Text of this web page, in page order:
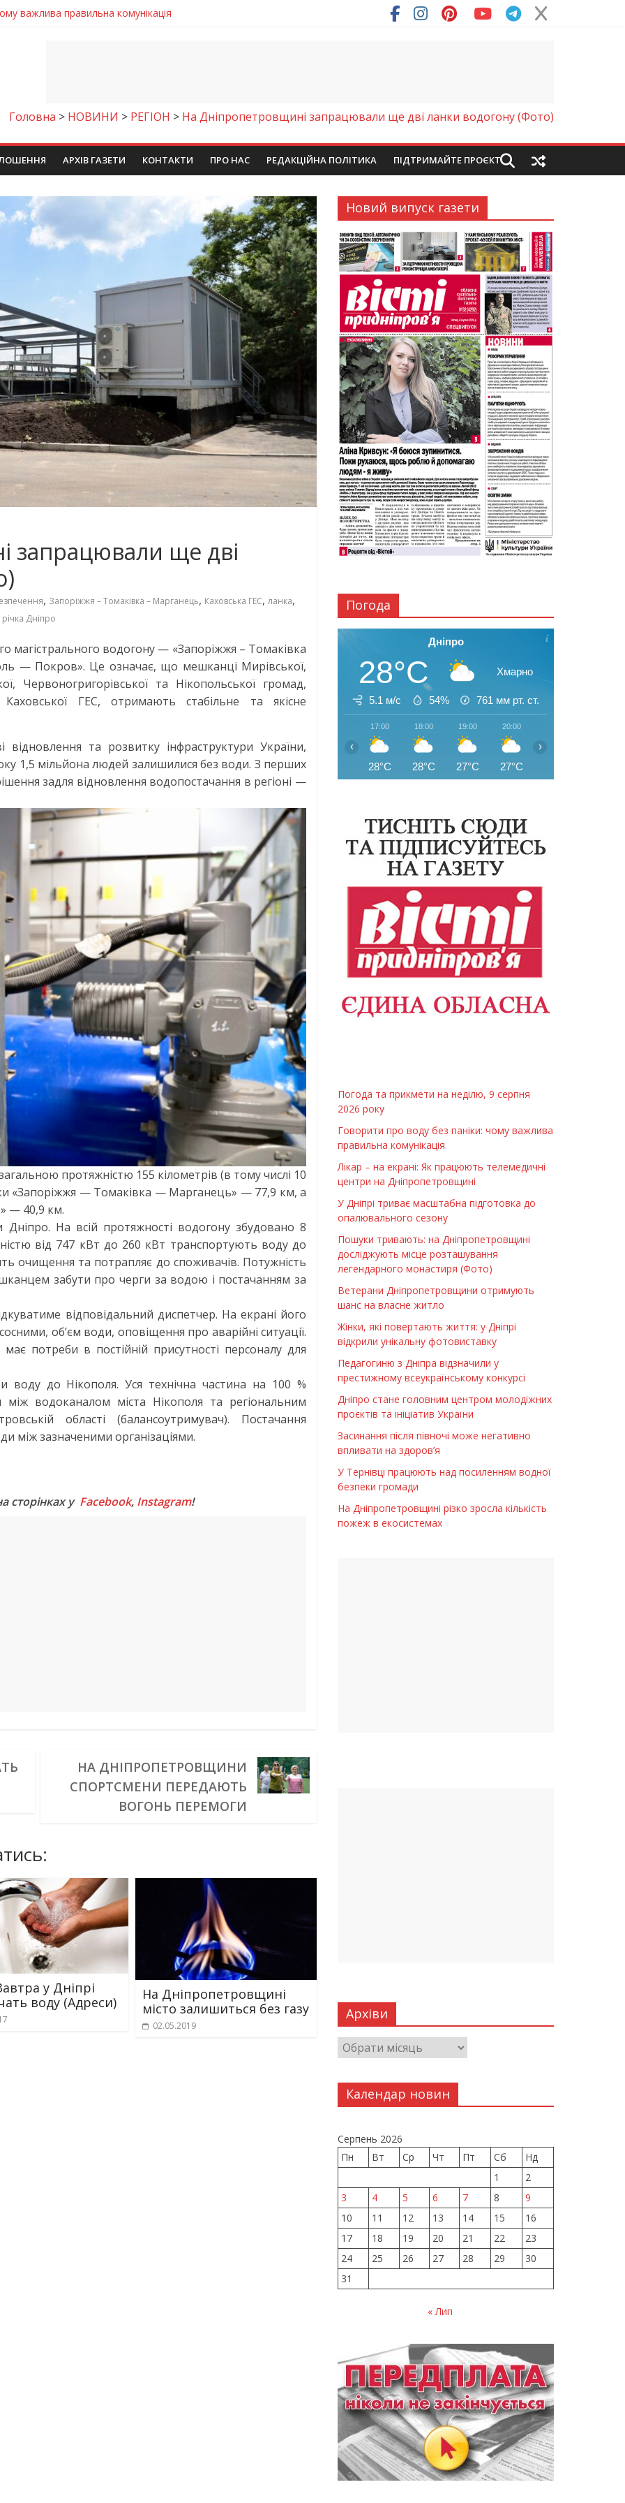
важлива правильна комунікація
до опалювального сезону
досліджують місце розташування легендарного монастиря (Фото)
2026 року
Головна > НОВИНИ > РЕГІОН > На Дніпропетровщині запрацювали ще дві ланки водогону (Фото)
АРХІВ ГАЗЕТИ КОНТАКТИ ПРО НАС РЕДАКЦІЙНА ПОЛІТИКА ПІДТРИМАЙТЕ ПРОЄКТ
запрацювали ще дві
, Запоріжжя – Томаківка – Марганець, Каховська ГЕС, ланка,
річка Дніпро
магістрального водогону — «Запоріжжя – Томаківка
— Покров». Це означає, що мешканці Мирівської,
Червоногригорівської та Нікопольської громад,
ГЕС, отримають стабільне та якісне
та розвитку інфраструктури України,
1,5 мільйона людей залишилися без води. З перших
задля відновлення водопостачання в регіоні —
протяжністю 155 кілометрів (в тому числі 10
«Запоріжжя — Томаківка — Марганець» — 77,9 км, а
— 40,9 км.
Дніпро. На всій протяжності водогону збудовано 8
від 747 кВт до 260 кВт транспортують воду до
очищення та потрапляє до споживачів. Потужність
забути про черги за водою і постачанням за
відповідальний диспетчер. На екрані його
об’єм води, оповіщення про аварійні ситуації.
потреби в постійній присутності персоналу для
воду до Нікополя. Уся технічна частина на 100 %
водоканалом міста Нікополя та регіональним
області (балансоутримувач). Постачання
між зазначеними організаціями.
сторінках у Facebook, Instagram!
НА ДНІПРОПЕТРОВЩИНИ
СПОРТСМЕНИ ПЕРЕДАЮТЬ
ВОГОНЬ ПЕРЕМОГИ
у Дніпрі
воду (Адреси)
На Дніпропетровщині
місто залишиться без газу
02.05.2019
Новий випуск газети
Погода
Дніпро
28°C Хмарно
5.1 м/с 54% 761 мм рт. ст.
17:00
28°C
18:00
28°C
19:00
27°C
20:00
27°C
‹ ›
Погода та прикмети на неділю, 9 серпня
2026 року
Говорити про воду без паніки: чому важлива
правильна комунікація
Лікар – на екрані: Як працюють телемедичні
центри на Дніпропетровщині
У Дніпрі триває масштабна підготовка до
опалювального сезону
Пошуки тривають: на Дніпропетровщині
досліджують місце розташування
легендарного монастиря (Фото)
Ветерани Дніпропетровщини отримують
шанс на власне житло
Жінки, які повертають життя: у Дніпрі
відкрили унікальну фотовиставку
Педагогиню з Дніпра відзначили у
престижному всеукраїнському конкурсі
Дніпро стане головним центром молодіжних
проєктів та ініціатив України
Засинання після півночі може негативно
впливати на здоров’я
У Тернівці працюють над посиленням водної
безпеки громади
На Дніпропетровщині різко зросла кількість
пожеж в екосистемах
Архіви
Календар новин
Серпень 2026
Пн
Вт Ср Чт Пт Сб
Нд
1
2
3
4 5 6 7 8
9
10
11 12 13 14 15
16
17
18 19 20 21 22
23
24
25 26 27 28 29
30
31
« Лип